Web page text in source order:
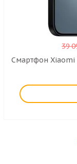
39
Смартфон Xiaomi